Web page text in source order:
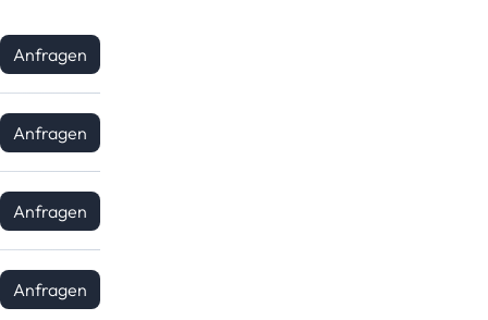
Anfragen
Anfragen
Anfragen
Anfragen